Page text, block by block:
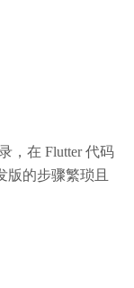
，在 Flutter 代码
版的步骤繁琐且